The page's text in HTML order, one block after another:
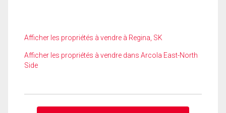
Afficher les propriétés à vendre à Regina, SK
Afficher les propriétés à vendre dans Arcola East-North
Side